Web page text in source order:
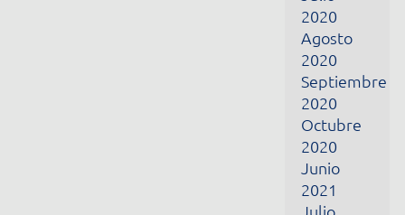
2021
Noviembre
2021
Diciembre
2021
Enero
2022
Febrero
Marzo